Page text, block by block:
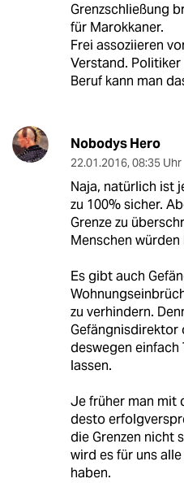
Grenzschließung
für Marokkaner.
Frei assoziieren
Verstand.
Beruf kann man
Nobodys Hero
22.01.2016, 08:35 Uhr
Naja, natürlich ist
zu 100% sicher.
Grenze zu
Menschen würden
Es gibt auch
zu verhindern.
Gefängnisdirektor
deswegen einfach
lassen.
Je früher man mit
desto
die Grenzen nicht
wird es für uns
haben.